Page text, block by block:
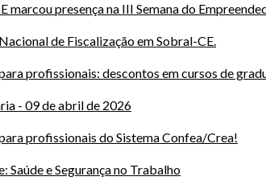
marcou presença na III Semana do
de Fiscalização em Sobral-CE.
profissionais: descontos em cursos de
- 09 de abril de 2026
profissionais do Sistema Confea/Crea!
Saúde e Segurança no Trabalho